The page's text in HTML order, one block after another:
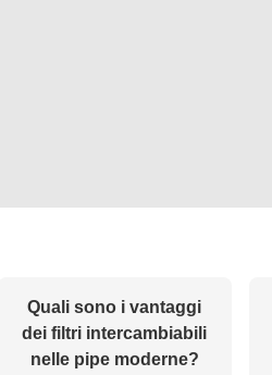
Quali sono i vantaggi
dei filtri intercambiabili
nelle pipe moderne?